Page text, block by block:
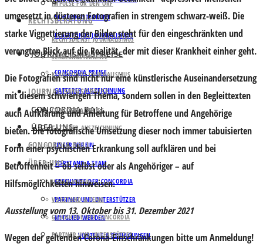
SCHULUNGSTERMINE
KLAGSFONDS JOURNALISMUS
JOURNALISMUSPREISE
CONCORDIA PREISE
GATTERER AUSZEICHNUNG
CONCORDIA BALL
ÜBER UNS
UNSER VEREIN
VORSTAND & TEAM
GESCHICHTE DER CONCORDIA
PARTNER UND UNTERSTÜTZER
MITGLIED WERDEN
VORTEILE & BEDINGUNGEN
IMPULSE FÜR DEN ORF
RECHTSBERATUNG
RECHTSDIENST JOURNALISMUS
SCHULUNGSTERMINE
KLAGSFONDS JOURNALISMUS
JOURNALISMUSPREISE
CONCORDIA PREISE
GATTERER AUSZEICHNUNG
CONCORDIA BALL
ÜBER UNS
UNSER VEREIN
VORSTAND & TEAM
GESCHICHTE DER CONCORDIA
PARTNER UND UNTERSTÜTZER
umgesetzt in düsteren Fotografien in strengem schwarz-weiß. Die
starke Vignettierung der Bilder steht für den eingeschränkten und
verengten Blick auf die Realität, der mit dieser Krankheit einher geht.
Die Fotografien sind nicht nur eine künstlerische Auseinandersetzung
mit diesem schwierigen Thema, sondern sollen in den Begleittexten
auch Aufklärung und Anleitung für Betroffene und Angehörige
bieten. Die fotografische Umsetzung dieser noch immer tabuisierten
Form einer psychischen Erkrankung soll aufklären und bei
Betroffenheit – ob selbst oder als Angehöriger – auf
Hilfsmöglichkeiten hinweisen.
Ausstellung vom 13. Oktober bis 31. Dezember 2021
Wegen der geltenden Corona-Einschränkungen bitte um Anmeldung!